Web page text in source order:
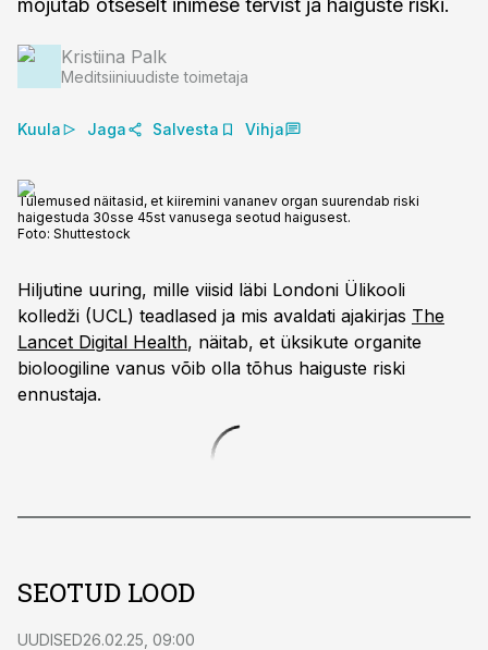
mõjutab otseselt inimese tervist ja haiguste riski.
Kristiina Palk
Meditsiiniuudiste toimetaja
Kuula Jaga Salvesta Vihja
Tulemused näitasid, et kiiremini vananev organ suurendab riski
haigestuda 30sse 45st vanusega seotud haigusest.
Foto: Shuttestock
Hiljutine uuring, mille viisid läbi Londoni Ülikooli
kolledži (UCL) teadlased ja mis avaldati ajakirjas The
Lancet Digital Health, näitab, et üksikute organite
bioloogiline vanus võib olla tõhus haiguste riski
ennustaja.
SEOTUD LOOD
UUDISED26.02.25, 09:00